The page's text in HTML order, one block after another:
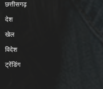
छत्तीसगढ़
देश
खेल
विदेश
ट्रेंडिंग